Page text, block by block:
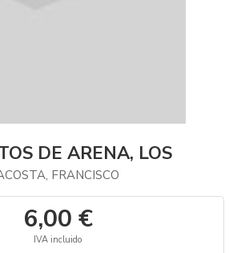
DE ARENA, LOS
FRANCISCO
6,00 €
IVA incluido